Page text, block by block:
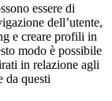
essere di
dell’utente,
e creare profili in
modo è possibile
in relazione agli
da questi